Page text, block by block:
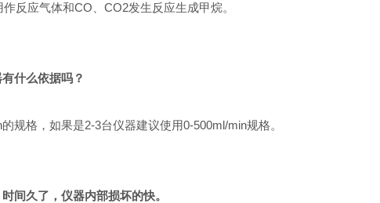
反应气体和CO、CO2发生反应生成甲烷。
什么依据吗？
规格，如果是2-3台仪器建议使用0-500ml/min规格。
间久了，仪器内部损坏的快。